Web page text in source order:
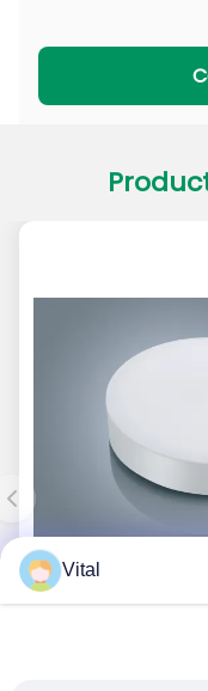
Serie PADL
Serie PACL
Vital